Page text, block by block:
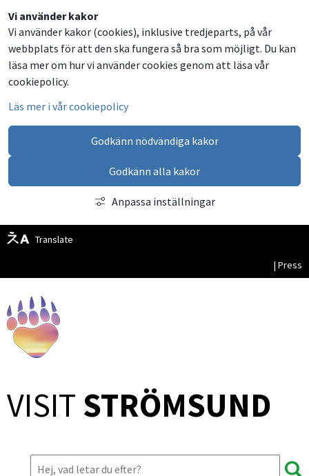
Vi använder kakor
Vi använder kakor (cookies), inklusive tredjeparts, på vår
webbplats för att den ska fungera så bra som möjligt. Du kan
läsa mer om hur vi använder cookies genom att läsa vår
cookiepolicy.
Läs mer i vår cookiepolicy
Godkänn nödvändiga kakor
Godkänn alla kakor
Anpassa inställningar
Translate
| Press
VISIT STRÖMSUND
Dela
på
Facebook
Dela
på
Twitter
Dela
på
LinkedIn
Dela
via
email
Besök
oss
på
Facebook